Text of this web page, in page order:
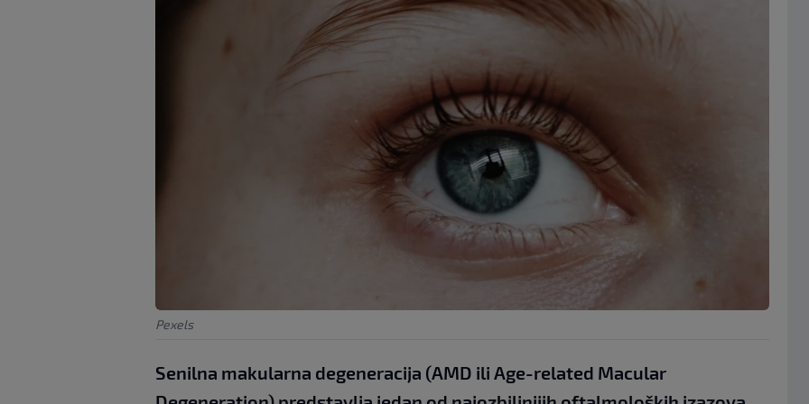
Pexels
Senilna makularna degeneracija (AMD ili Age-related Macular